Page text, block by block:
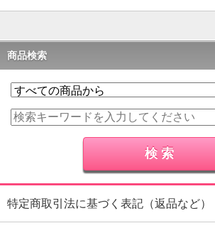
商品検索
特定商取引法に基づく表記（返品など）